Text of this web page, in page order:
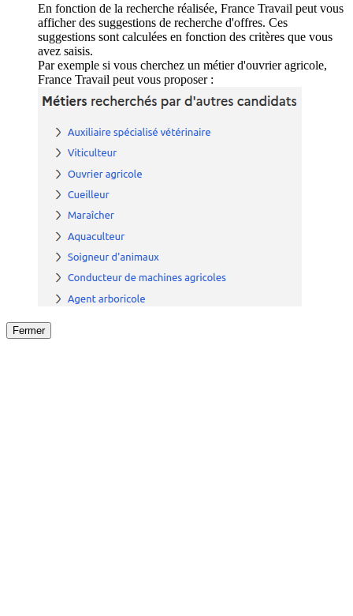
En fonction de la recherche réalisée, France Travail peut vous
afficher des suggestions de recherche d'offres. Ces
suggestions sont calculées en fonction des critères que vous
avez saisis.
Par exemple si vous cherchez un métier d'ouvrier agricole,
France Travail peut vous proposer :
Fermer